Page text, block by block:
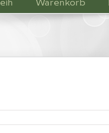
Warenkorb